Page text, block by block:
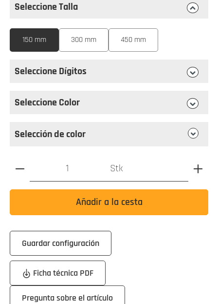
Seleccione Talla
Seleccione
Talla
150 mm 300 mm 450 mm
Seleccione Dígitos
Seleccione Color
Selección de color
Cantidad de productos: Introduzca el valor deseado o
Stk
Añadir a la cesta
Guardar configuración
Ficha técnica PDF
Pregunta sobre el artículo